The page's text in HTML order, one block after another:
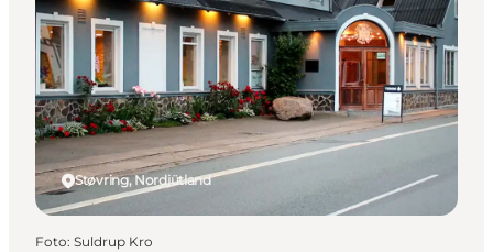
Støvring, Nordjütland
Foto: Suldrup Kro